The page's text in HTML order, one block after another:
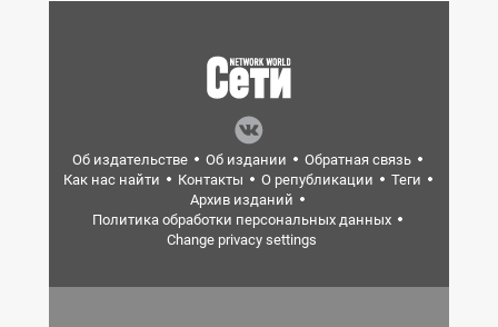
Об издательстве Об издании
Обратная связь
Как нас найти
Контакты О републикации
Теги
Архив изданий
Политика обработки персональных данных
Change privacy settings